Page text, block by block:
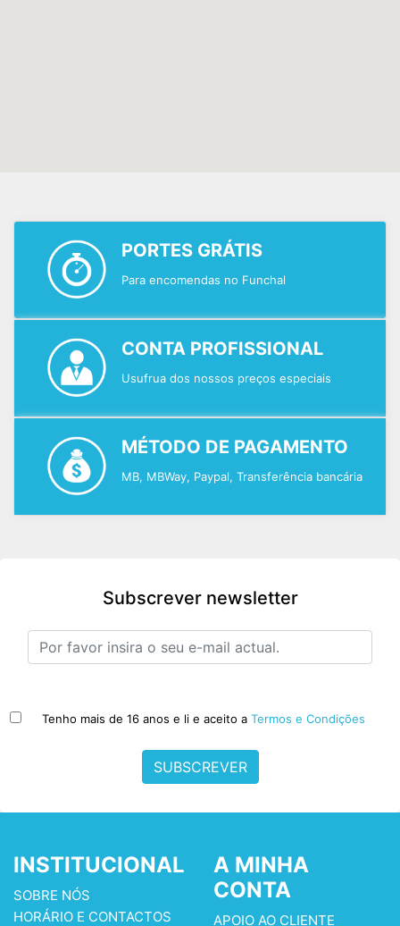
PORTES GRÁTIS
Para encomendas no Funchal
CONTA PROFISSIONAL
Usufrua dos nossos preços especiais
MÉTODO DE PAGAMENTO
MB, MBWay, Paypal, Transferência bancária
Subscrever newsletter
Tenho mais de 16 anos e li e aceito a Termos e Condições
SUBSCREVER
INSTITUCIONAL
SOBRE NÓS
HORÁRIO E CONTACTOS
A MINHA
CONTA
APOIO AO CLIENTE